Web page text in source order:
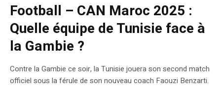
Football – CAN Maroc 2025 :
Quelle équipe de Tunisie face à
la Gambie ?
Contre la Gambie ce soir, la Tunisie jouera son second match
officiel sous la férule de son nouveau coach Faouzi Benzarti.